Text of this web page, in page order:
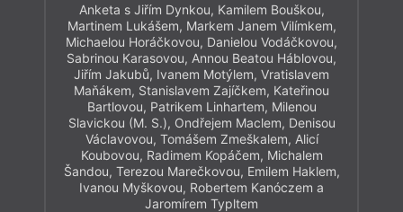
Anketa s Jiřím Dynkou, Kamilem Bouškou,
Martinem Lukášem, Markem Janem Vilímkem,
Michaelou Horáčkovou, Danielou Vodáčkovou,
Sabrinou Karasovou, Annou Beatou Háblovou,
Jiřím Jakubů, Ivanem Motýlem, Vratislavem
Maňákem, Stanislavem Zajíčkem, Kateřinou
Bartlovou, Patrikem Linhartem, Milenou
Slavickou (M. S.), Ondřejem Maclem, Denisou
Václavovou, Tomášem Zmeškalem, Alicí
Koubovou, Radimem Kopáčem, Michalem
Šandou, Terezou Marečkovou, Emilem Haklem,
Ivanou Myškovou, Robertem Kanóczem a
Jaromírem Typltem